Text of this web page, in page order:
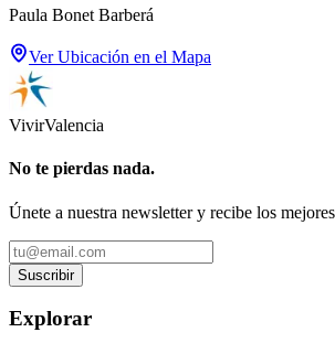
Paula Bonet Barberá
Ver Ubicación en el Mapa
VivirValencia
No te pierdas nada.
Únete a nuestra newsletter y recibe los
Suscribir
Explorar